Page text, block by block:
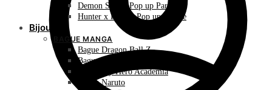
Demon Slayer Pop up Parade
Hunter x Hunter Pop up Parade
Bijoux
BAGUE MANGA
Bague Dragon Ball Z
Bague Hunter X Hunter
Bague My Hero Academia
Bague Naruto